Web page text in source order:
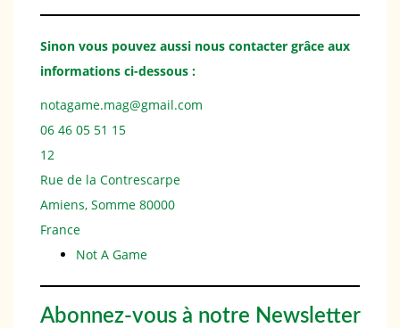
Sinon vous pouvez aussi nous contacter grâce aux
informations ci-dessous :
notagame.mag@gmail.com
06 46 05 51 15
12
Rue de la Contrescarpe
Amiens, Somme 80000
France
Not A Game
Abonnez-vous à notre Newsletter